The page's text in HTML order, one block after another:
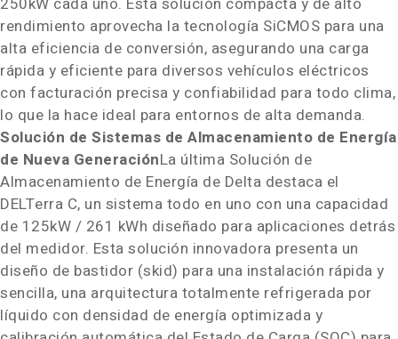
rendimiento aprovecha la tecnología SiCMOS para una
alta eficiencia de conversión, asegurando una carga
rápida y eficiente para diversos vehículos eléctricos
con facturación precisa y confiabilidad para todo clima,
lo que la hace ideal para entornos de alta demanda.
Solución de Sistemas de Almacenamiento de Energía
de Nueva GeneraciónLa última Solución de
Almacenamiento de Energía de Delta destaca el
DELTerra C, un sistema todo en uno con una capacidad
de 125kW / 261 kWh diseñado para aplicaciones detrás
del medidor. Esta solución innovadora presenta un
diseño de bastidor (skid) para una instalación rápida y
sencilla, una arquitectura totalmente refrigerada por
líquido con densidad de energía optimizada y